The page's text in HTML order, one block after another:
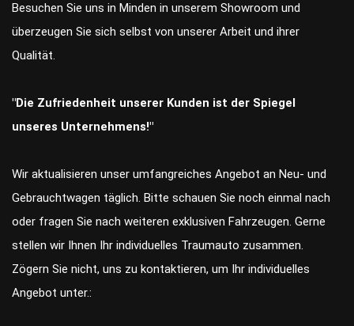
Besuchen Sie uns in Minden in unserem Showroom und
überzeugen Sie sich selbst von unserer Arbeit und ihrer
Qualität.
"Die Zufriedenheit unserer Kunden ist der Spiegel
unseres Unternehmens!"
Wir aktualisieren unser umfangreiches Angebot an Neu- und
Gebrauchtwagen täglich. Bitte schauen Sie noch einmal nach
oder fragen Sie nach weiteren exklusiven Fahrzeugen. Gerne
stellen wir Ihnen Ihr individuelles Traumauto zusammen.
Zögern Sie nicht, uns zu kontaktieren, um Ihr individuelles
Angebot unter.: